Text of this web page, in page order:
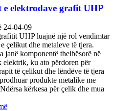
e elektrodave grafit UHP
24-04-09
UHP luajnë një rol vendimtar
çelikut dhe metaleve të tjera.
janë komponentë thelbësorë në
elektrik, ku ato përdoren për
të çelikut dhe lëndëve të tjera
produkte metalike me
kërkesa për çelik dhe mua